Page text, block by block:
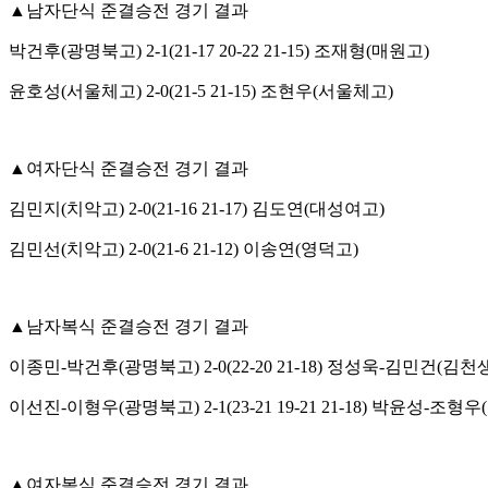
▲ 남자단식 준결승전 경기 결과
박건후(광명북고) 2-1(21-17 20-22 21-15) 조재형(매원고)
윤호성(서울체고) 2-0(21-5 21-15) 조현우(서울체고)
▲ 여자단식 준결승전 경기 결과
김민지 (치악고) 2-0(21-16 21-17) 김도연(대성여고)
김민선(치악고) 2-0(21-6 21-12) 이송연(영덕고)
▲ 남자복식 준결승전 경기 결과
이종민-박건후(광명북고) 2-0(22-20 21-18) 정성욱-김민건(김천
이선진-이형우(광명북고) 2-1(23-21 19-21 21-18) 박윤성-조형우(